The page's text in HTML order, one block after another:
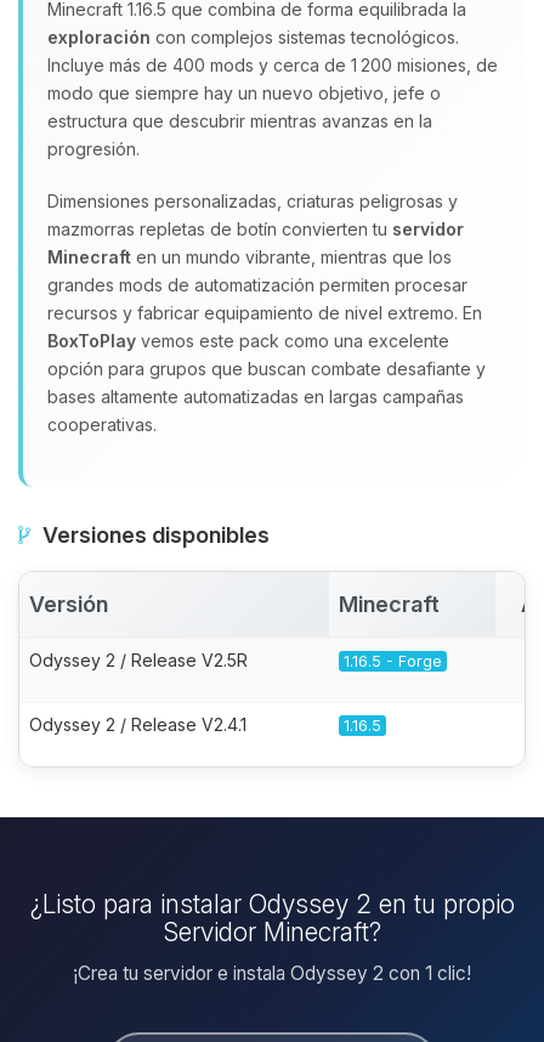
Minecraft 1.16.5 que combina de forma equilibrada la
exploración con complejos sistemas tecnológicos.
Incluye más de 400 mods y cerca de 1 200 misiones, de
modo que siempre hay un nuevo objetivo, jefe o
estructura que descubrir mientras avanzas en la
progresión.
Dimensiones personalizadas, criaturas peligrosas y
mazmorras repletas de botín convierten tu servidor
Minecraft en un mundo vibrante, mientras que los
grandes mods de automatización permiten procesar
recursos y fabricar equipamiento de nivel extremo. En
BoxToPlay vemos este pack como una excelente
opción para grupos que buscan combate desafiante y
bases altamente automatizadas en largas campañas
cooperativas.
Versiones disponibles
Versión Minecraft
Odyssey 2 / Release V2.5R 1.16.5 - Forge
Odyssey 2 / Release V2.4.1 1.16.5
¿Listo para instalar Odyssey 2 en tu propio
Servidor Minecraft?
¡Crea tu servidor e instala Odyssey 2 con 1 clic!